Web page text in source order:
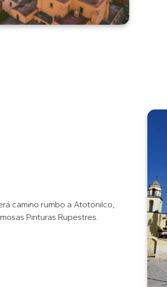
camino rumbo a Atotonilco,
Pinturas Rupestres.